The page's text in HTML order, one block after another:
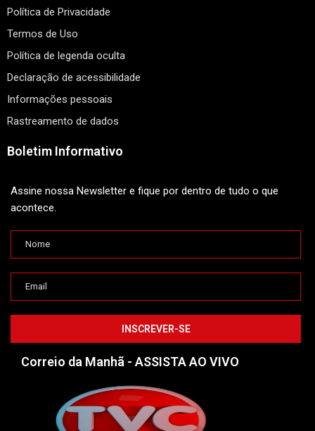
Política de Privacidade
Termos de Uso
Política de legenda oculta
Declaração de acessibilidade
Informações pessoais
Rastreamento de dados
Boletim Informativo
Assine nossa Newsletter e fique por dentro de tudo o que
acontece.
Correio da Manhã - ASSISTA AO VIVO